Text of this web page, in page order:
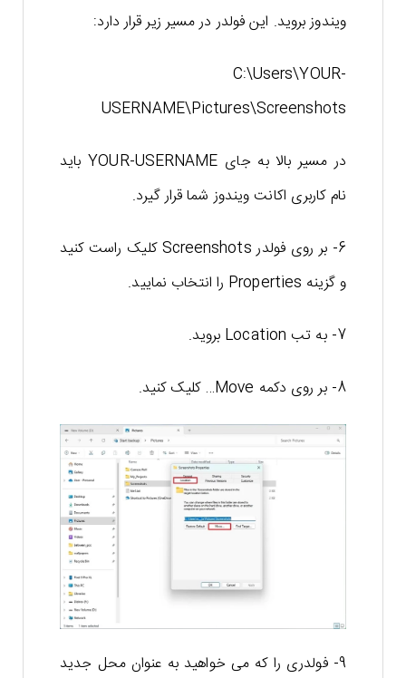
ویندوز بروید. این فولدر در مسیر زیر قرار دارد:
C:\Users\YOUR-
USERNAME\Pictures\Screenshots
در مسیر بالا به جای YOUR-USERNAME باید
نام کاربری اکانت ویندوز شما قرار گیرد.
6- بر روی فولدر Screenshots کلیک راست کنید
و گزینه Properties را انتخاب نمایید.
7- به تب Location بروید.
8- بر روی دکمه Move… کلیک کنید.
9- فولدری را که می خواهید به عنوان محل جدید